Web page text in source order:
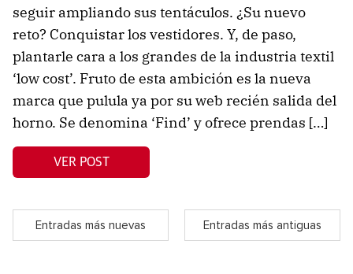
seguir ampliando sus tentáculos. ¿Su nuevo
reto? Conquistar los vestidores. Y, de paso,
plantarle cara a los grandes de la industria textil
‘low cost’. Fruto de esta ambición es la nueva
marca que pulula ya por su web recién salida del
horno. Se denomina ‘Find’ y ofrece prendas […]
VER POST
Entradas más nuevas Entradas más antiguas